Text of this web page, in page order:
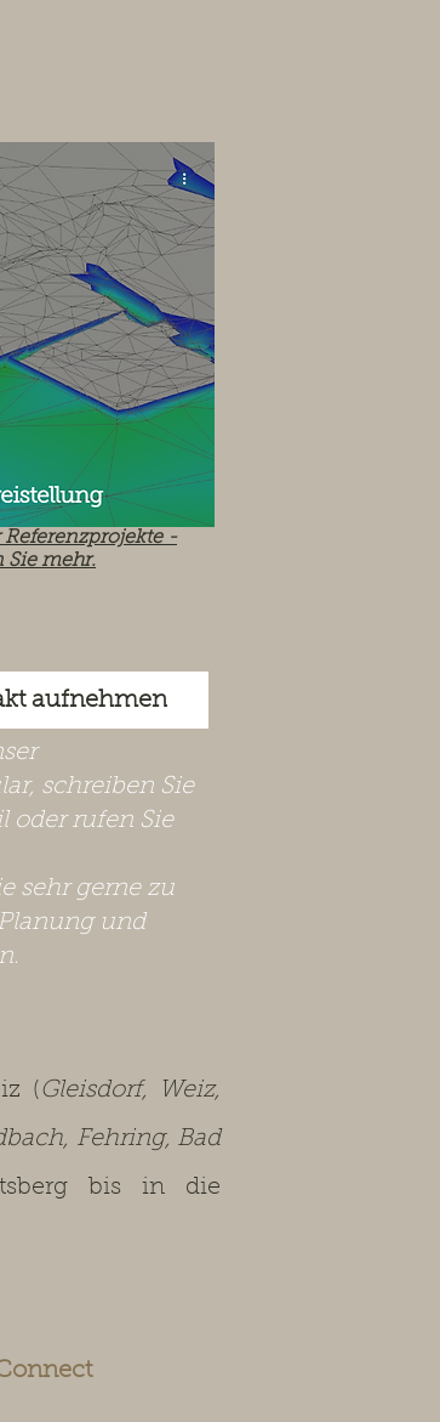
Referenzprojekte -
Sie mehr.
aufnehmen
schreiben Sie
oder rufen Sie
sehr gerne zu
und
( Gleisdorf, Weiz,
Fehring, Bad
bis in die